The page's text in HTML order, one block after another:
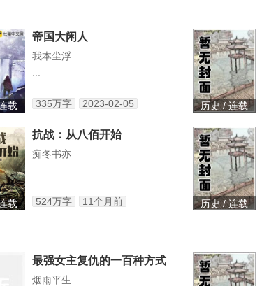
载
帝国大闲人
我本尘浮
335万字 2023-02-05 历史 / 连载
载
抗战：从八佰开始
痴冬书亦
524万字 11个月前 历史 / 连载
最强女主复仇的一百种方式
烟雨平生